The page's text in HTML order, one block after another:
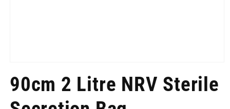
1
в
режим
90cm 2 Litre NRV Sterile